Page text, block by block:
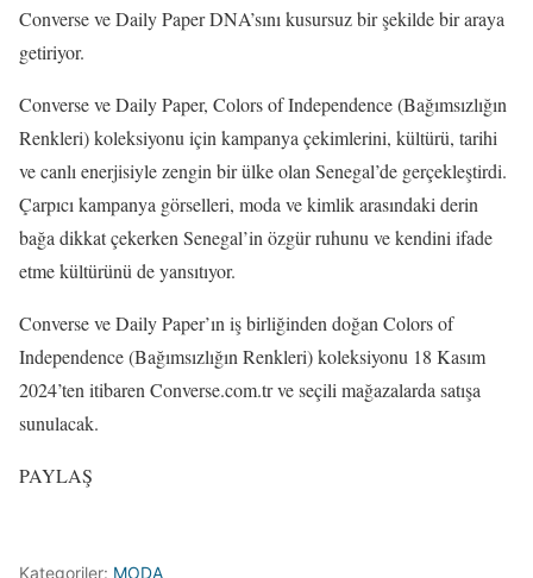
Converse ve Daily Paper DNA’sını kusursuz bir şekilde bir araya
getiriyor.
Converse ve Daily Paper, Colors of Independence (Bağımsızlığın
Renkleri) koleksiyonu için kampanya çekimlerini, kültürü, tarihi
ve canlı enerjisiyle zengin bir ülke olan Senegal’de gerçekleştirdi.
Çarpıcı kampanya görselleri, moda ve kimlik arasındaki derin
bağa dikkat çekerken Senegal’in özgür ruhunu ve kendini ifade
etme kültürünü de yansıtıyor.
Converse ve Daily Paper’ın iş birliğinden doğan Colors of
Independence (Bağımsızlığın Renkleri) koleksiyonu 18 Kasım
2024’ten itibaren Converse.com.tr ve seçili mağazalarda satışa
sunulacak.
PAYLAŞ
Kategoriler: MODA